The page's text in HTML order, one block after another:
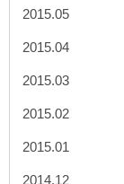
2015.05
2015.04
2015.03
2015.02
2015.01
2014.12